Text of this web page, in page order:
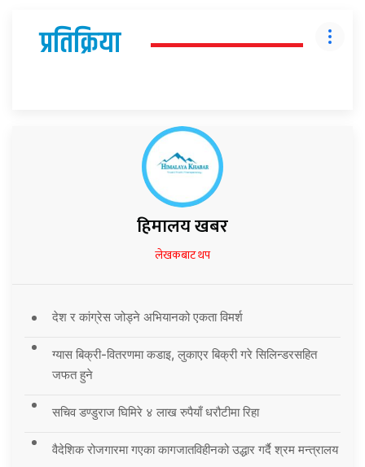
प्रतिक्रिया
हिमालय खबर
लेखकबाट थप
देश र कांग्रेस जोड्ने अभियानको एकता विमर्श
ग्यास बिक्री-वितरणमा कडाइ, लुकाएर बिक्री गरे सिलिन्डरसहित
जफत हुने
सचिव डण्डुराज घिमिरे ४ लाख रुपैयाँ धरौटीमा रिहा
वैदेशिक रोजगारमा गएका कागजातविहीनको उद्धार गर्दै श्रम मन्त्रालय